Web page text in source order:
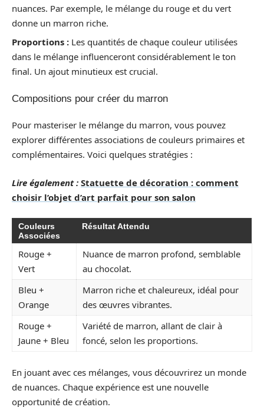
nuances. Par exemple, le mélange du rouge et du vert
donne un marron riche.
Proportions : Les quantités de chaque couleur utilisées
dans le mélange influenceront considérablement le ton
final. Un ajout minutieux est crucial.
Compositions pour créer du marron
Pour masteriser le mélange du marron, vous pouvez
explorer différentes associations de couleurs primaires et
complémentaires. Voici quelques stratégies :
Lire également : Statuette de décoration : comment
choisir l’objet d’art parfait pour son salon
Couleurs
Associées
Résultat Attendu
Rouge +
Vert
Nuance de marron profond, semblable
au chocolat.
Bleu +
Orange
Marron riche et chaleureux, idéal pour
des œuvres vibrantes.
Rouge +
Jaune + Bleu
Variété de marron, allant de clair à
foncé, selon les proportions.
En jouant avec ces mélanges, vous découvrirez un monde
de nuances. Chaque expérience est une nouvelle
opportunité de création.